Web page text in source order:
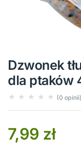
Dzwonek
dla ptaków
(0 opinii)
7,99 zł